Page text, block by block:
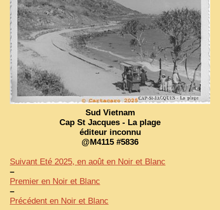
ARMÉE, JUSTICE, EDUCATION, RELIGION...
MÉTIERS, FÊTES, TRANSPORTS
TRADITIONS ET MODERNITÉ
INSOLITES
EN DIRECT
ENQUÊTES
2025 LAOS 1950 CPSM
MUSÉES
Sud Vietnam
Cap St Jacques - La plage
éditeur inconnu
@M4115 #5836
Suivant Eté 2025, en août en Noir et Blanc
–
Premier en Noir et Blanc
–
Précédent en Noir et Blanc